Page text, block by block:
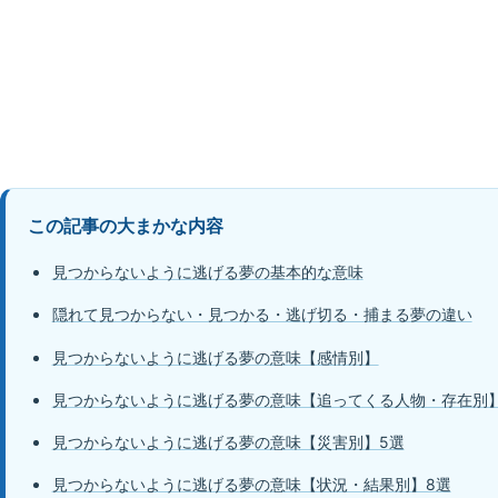
この記事の大まかな内容
見つからないように逃げる夢の基本的な意味
隠れて見つからない・見つかる・逃げ切る・捕まる夢の違い
見つからないように逃げる夢の意味【感情別】
見つからないように逃げる夢の意味【追ってくる人物・存在別
見つからないように逃げる夢の意味【災害別】5選
見つからないように逃げる夢の意味【状況・結果別】8選